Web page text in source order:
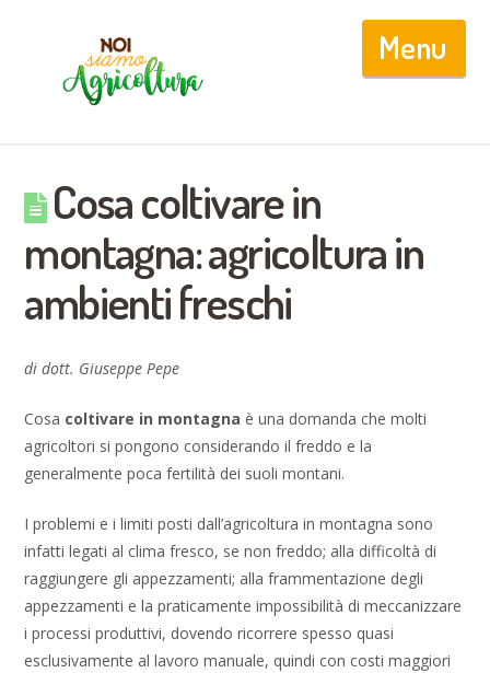
Cosa coltivare in
montagna: agricoltura in
ambienti freschi
di dott. Giuseppe Pepe
Cosa coltivare in montagna è una domanda che molti
agricoltori si pongono considerando il freddo e la
generalmente poca fertilità dei suoli montani.
I problemi e i limiti posti dall’agricoltura in montagna sono
infatti legati al clima fresco, se non freddo; alla difficoltà di
raggiungere gli appezzamenti; alla frammentazione degli
appezzamenti e la praticamente impossibilità di meccanizzare
i processi produttivi, dovendo ricorrere spesso quasi
esclusivamente al lavoro manuale, quindi con costi maggiori